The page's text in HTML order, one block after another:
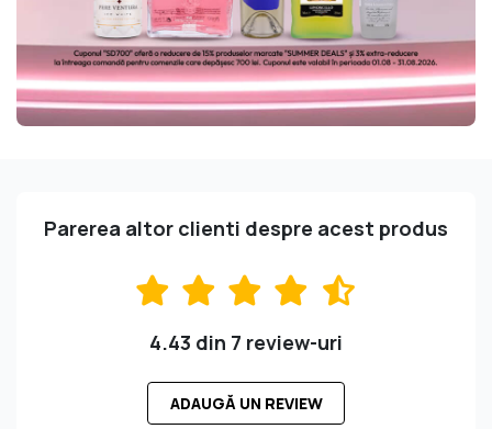
Parerea altor clienti despre acest produs
4.43 din 7 review-uri
ADAUGĂ UN REVIEW